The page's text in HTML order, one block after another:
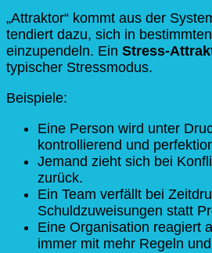
„Attraktor“ kommt aus der
tendiert dazu, sich in
einzupendeln. Ein Stress-
typischer Stressmodus.
Beispiele:
Eine Person wird unter
kontrollierend und
Jemand zieht sich bei
zurück.
Ein Team verfällt bei
Schuldzuweisungen statt
Eine Organisation reagiert
immer mit mehr Regeln